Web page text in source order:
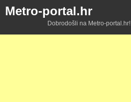
Metro-portal.hr
Dobrodošli na Metro-portal.hr!